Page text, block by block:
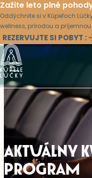
Zažite leto plné
Oddýchnite si v Kúpeľoch
wellness, prírodou a
REZERVUJTE SI POBYT :
AKTUÁLNY
PROGRAM